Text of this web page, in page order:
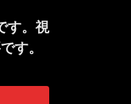
す。視
す。